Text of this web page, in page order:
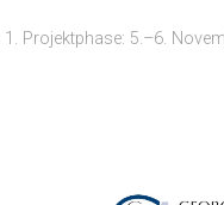
Projektphase: 5.–6.